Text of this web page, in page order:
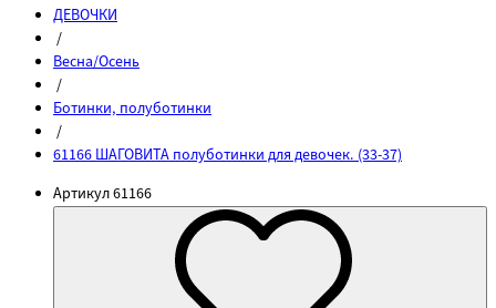
ДЕВОЧКИ
/
Весна/Осень
/
Ботинки, полуботинки
/
61166 ШАГОВИТА полуботинки для девочек. (33-37)
Артикул61166